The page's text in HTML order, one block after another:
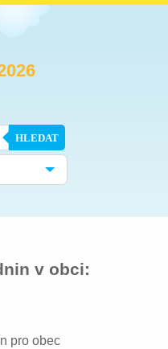
HLEDAT
v obci:
pro obec